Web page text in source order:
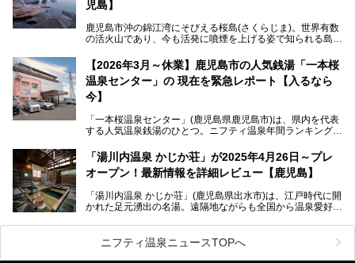
べく宿泊し、実際に感じたお湯のちからと宿の魅力を詳しく
レポートします。
また、気軽に立ち寄りたい方のための「日帰り入浴情報」も
併せて解説。温泉マニアをも唸らせる“生きたお湯”の正体に
迫ります。
児島】
鹿児島市沖の錦江湾にそびえる桜島(さくらじま)。世界有数
の活火山であり、今も活発に噴煙を上げる姿で知られる島で
ートホテル。最大の魅力が、錦江湾に面した絶景混浴露天風
呂でしょう。源泉100％かけ流しのにごり湯は、多くの温泉
ファンを魅了する存在です。
今回筆者自ら宿泊。桜島シーサイドホテルの“温泉”はじめ、
食事やアクセスなど詳細レビューします。
【2026年3月～休業】鹿児島市の人気銭湯「一本桜
温泉センター」の 現在を緊急レポート【入るなら
今】
「一本桜温泉センター」(鹿児島県鹿児島市)は、県内を代表
する人気温泉銭湯のひとつ。ニフティ温泉年間ランキング2
営業なので、就寝前の入浴や寝起き一番の朝湯など利便性が
抜群！ 多くの常連客やファンでいつも賑わっています。し
かし建物の老朽化に伴い、2026年2月28日24時をもって休
は約2年後を予定しています。
「湯川内温泉 かじか荘」が2025年4月26日～プレ
オープン！最新情報を詳細レビュー【鹿児島】
「湯川内温泉 かじか荘」(鹿児島県出水市)は、江戸時代に開
かれた足元湧出の名湯。遠隔地ながらも全国から温泉愛好家
いえる存在です。2023年にいったん閉館しましたが、その
後経営が変わり、復旧作業を実施。2025年4月26日に日帰
り入浴施設としてプレオープンしました。
ニフティ温泉ニュースTOPへ